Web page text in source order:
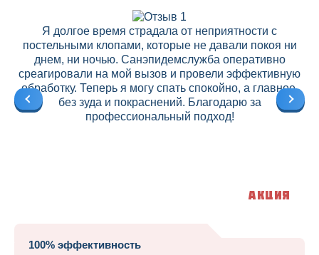
Я долгое время страдала от неприятности с
постельными клопами, которые не давали покоя ни
днем, ни ночью. Санэпидемслужба оперативно
среагировали на мой вызов и провели эффективную
обработку. Теперь я могу спать спокойно, а главное,
без зуда и покраснений. Благодарю за
профессиональный подход!
Акция
100% эффективность